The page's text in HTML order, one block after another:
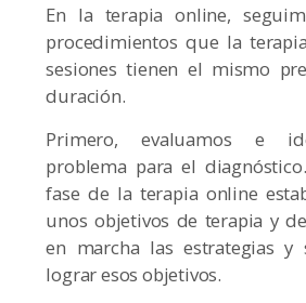
En la terapia online,
procedimientos que la
sesiones tienen el mismo
duración.
Primero, evaluamos e
problema para el
fase de la terapia online
unos objetivos de terapia y
en marcha las estrategias y
lograr esos objetivos.